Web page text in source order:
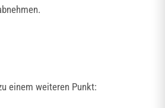
einem weiteren Punkt: